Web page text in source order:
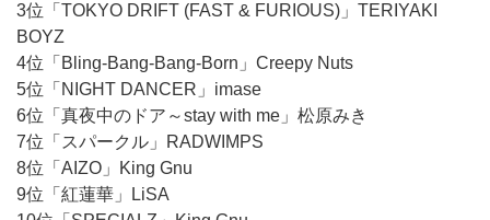
3位「TOKYO DRIFT (FAST & FURIOUS)」TERIYAKI
BOYZ
4位「Bling-Bang-Bang-Born」Creepy Nuts
5位「NIGHT DANCER」imase
6位「真夜中のドア～stay with me」松原みき
7位「スパークル」RADWIMPS
8位「AIZO」King Gnu
9位「紅蓮華」LiSA